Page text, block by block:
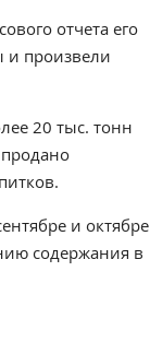
отчета его
и произвели
20 тыс. тонн
продано
и октябре
содержания в